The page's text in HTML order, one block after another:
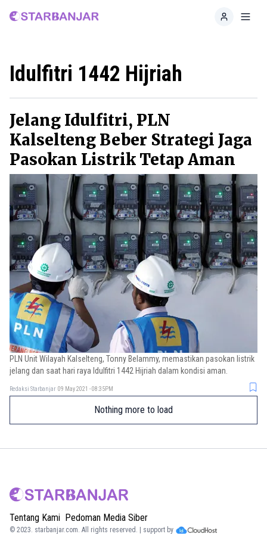
Home
Idulfitri 1442 Hijriah
Jelang Idulfitri, PLN
Kalselteng Beber Strategi Jaga
Pasokan Listrik Tetap Aman
PLN Unit Wilayah Kalselteng, Tonny Belammy, memastikan pasokan listrik
jelang dan saat hari raya Idulfitri 1442 Hijriah dalam kondisi aman.
Redaksi Starbanjar 09 May 2021 - 08:35PM
Nothing more to load
Tentang Kami Pedoman Media Siber
© 2023. starbanjar.com. All rights reserved. | support by